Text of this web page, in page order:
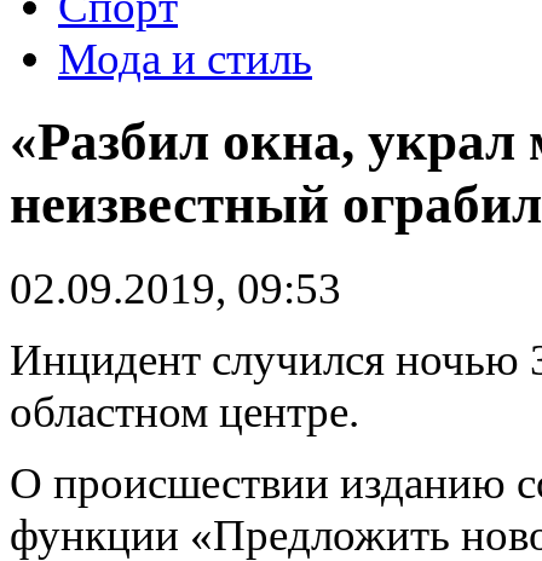
Мода и стиль
«Разбил окна,
неизвестный
02.09.2019, 09:53
Инцидент случился ночью
областном центре.
О происшествии изданию
функции «Предложить